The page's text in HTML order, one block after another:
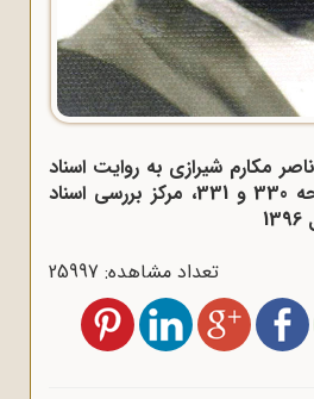
مکارم شیرازی به روایت اسناد
ساواک، جلد اول، صفحه 330 و 331، مرکز بررسی اسناد
تعداد مشاهده: 25997